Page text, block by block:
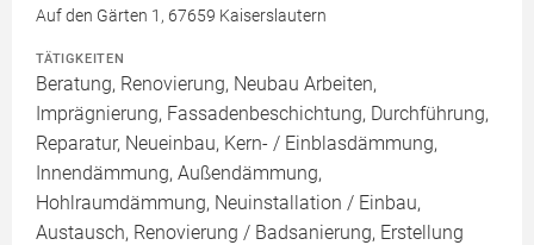
Auf den Gärten 1, 67659 Kaiserslautern
TÄTIGKEITEN
Beratung, Renovierung, Neubau Arbeiten,
Imprägnierung, Fassadenbeschichtung, Durchführung,
Reparatur, Neueinbau, Kern- / Einblasdämmung,
Innendämmung, Außendämmung,
Hohlraumdämmung, Neuinstallation / Einbau,
Austausch, Renovierung / Badsanierung, Erstellung